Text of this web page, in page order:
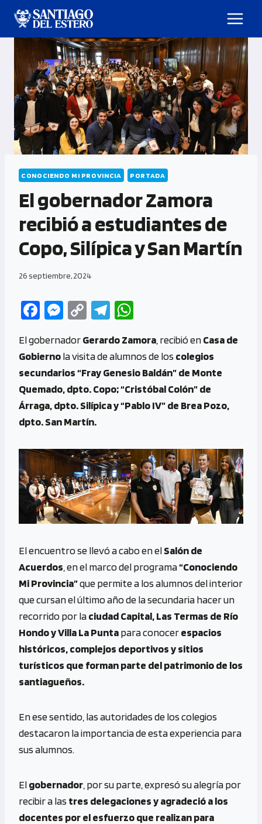
CONOCIENDO MI PROVINCIA PORTADA
El gobernador Zamora
recibió a estudiantes de
Copo, Silípica y San Martín
26 septiembre, 2024
Fa
b
o
o
k
M
se
n
g
er
C
py
Li
n
k
Te
gr
a
m
at
s
A
p
El gobernadorGerardo Zamora , recibió enCasa de
Gobiernola visita de alumnos de los colegios
secundarios “Fray Genesio Baldán” de Monte
Quemado, dpto. Copo; “Cristóbal Colón” de
Árraga, dpto. Silípica y “Pablo IV” de Brea Pozo,
dpto. San Martín.
El encuentro se llevó a cabo en elSalón de
Acuerdos , en el marco del programa“Conociendo
Mi Provincia”que permite a los alumnos del interior
que cursan el último año de la secundaria hacer un
recorrido por laciudad Capital, Las Termas de Río
Hondo y Villa La Puntapara conocerespacios
históricos, complejos deportivos y sitios
turísticos que forman parte del patrimonio de los
santiagueños.
En ese sentido, las autoridades de los colegios
destacaron la importancia de esta experiencia para
sus alumnos.
Elgobernador , por su parte, expresó su alegría por
recibir a las tres delegaciones y agradeció a los
docentes por el esfuerzo que realizan para